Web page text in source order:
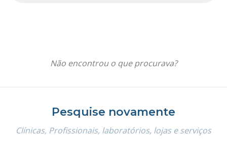
Não encontrou o que procurava?
Pesquise novamente
Clínicas, Profissionais, laboratórios, lojas e serviços